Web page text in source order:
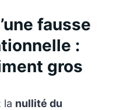
fausse
:
gros
la nullité du